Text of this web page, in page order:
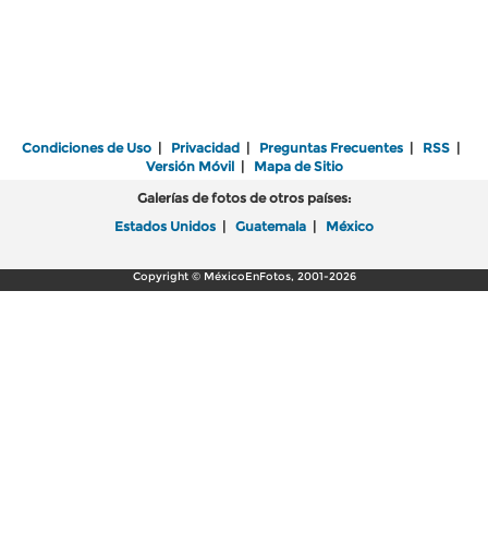
Condiciones de Uso | Privacidad | Preguntas Frecuentes | RSS |
Versión Móvil| Mapa de Sitio
Galerías de fotos de otros países:
Estados Unidos | Guatemala | México
Copyright © MéxicoEnFotos, 2001-2026